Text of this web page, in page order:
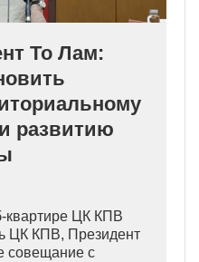
То Лам:
развитию
квартире ЦК КПВ
ЦК КПВ, Президент
совещание с